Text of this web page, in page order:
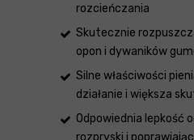
rozcieńczania
Skutecznie
opon i dywaników
Silne właściwości
działanie i większa
Odpowiednia lepkość
rozpryski i